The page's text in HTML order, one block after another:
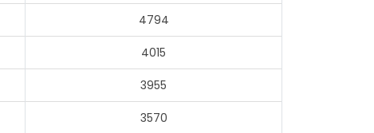
4794
4015
3955
3570